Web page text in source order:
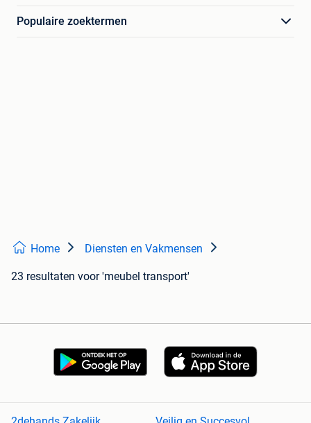
Populaire zoektermen
Home Diensten en Vakmensen
23 resultaten voor 'meubel transport'